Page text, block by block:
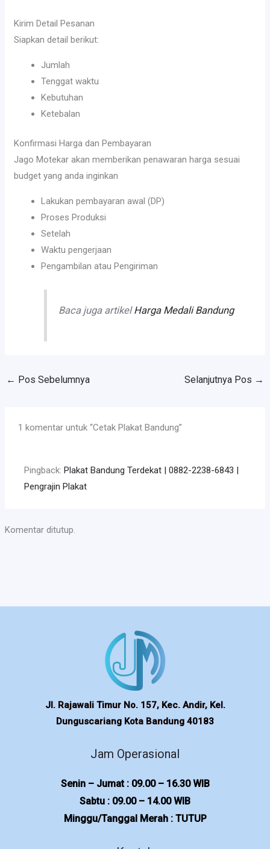
Kirim Detail Pesanan
Siapkan detail berikut:
Jumlah
Tenggat waktu
Kebutuhan
Ketebalan
Konfirmasi Harga dan Pembayaran
Jago Motekar akan memberikan penawaran harga sesuai
budget yang anda inginkan
Lakukan pembayaran awal (DP)
Proses Produksi
Setelah
Waktu pengerjaan
Pengambilan atau Pengiriman
Baca juga artikelHarga Medali Bandung
← Pos Sebelumnya Selanjutnya Pos →
1 komentar untuk “Cetak Plakat Bandung”
Pingback: Plakat Bandung Terdekat | 0882-2238-6843 |
Pengrajin Plakat
Komentar ditutup.
Jl. Rajawali Timur No. 157, Kec. Andir, Kel.
Dunguscariang Kota Bandung 40183
Jam Operasional
Senin – Jumat : 09.00 – 16.30 WIB
Sabtu : 09.00 – 14.00 WIB
Minggu/Tanggal Merah : TUTUP